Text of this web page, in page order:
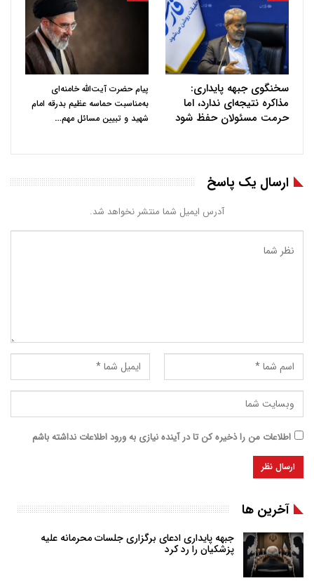
سخنگوی جبهه پایداری:
مذاکره نتیجه‌ای ندارد، اما
حرمت مسئولان حفظ شود
پیام حضرت آیت‌الله خامنه‌ای
به‌مناسبت حماسه عظیم بدرقه امام
شهید و تبیین مسائل مهم…
ارسال یک پاسخ
آدرس ایمیل شما منتشر نخواهد شد.
اطلاعات من را ذخیره کن تا در آینده نیازی به ورود اطلاعات نداشته باشم
آخرین ها
جبهه پایداری ادعای برگزاری جلسات محرمانه علیه
پزشکیان را رد کرد